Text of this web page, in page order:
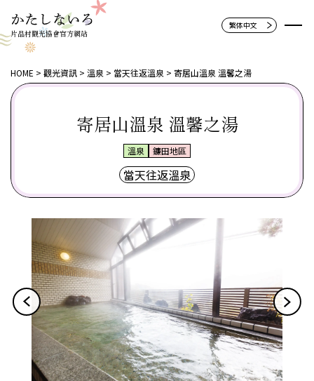
片品村觀光協會官方網站
HOME 觀光資訊 溫泉 當天往返溫泉 寄居山溫泉 溫馨之湯
寄居山溫泉 溫馨之湯
溫泉 鐮田地區
當天往返溫泉